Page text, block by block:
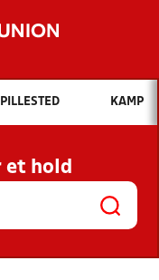
vil du søge efter?
OG NYHEDER
KLUBBER OG
KAMP
et hold